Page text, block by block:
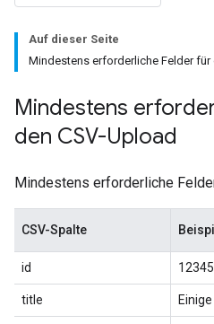
Auf dieser Seite
Mindestens erforderliche Felder für
Mindestens
den CSV-Upload
Mindestens erforderliche
CSV-Spalte
id
title